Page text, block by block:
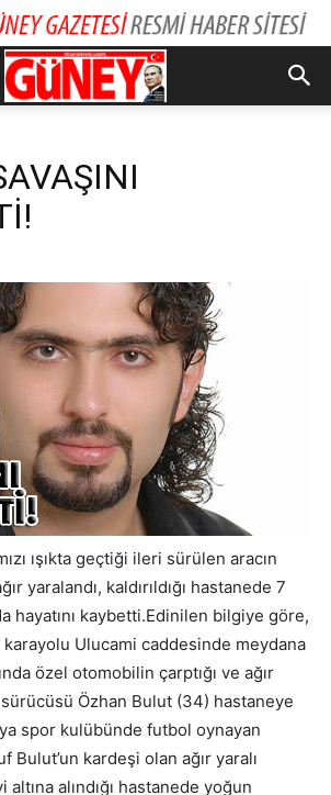
ışıkta geçtiği ileri sürülen aracın
yaralandı, kaldırıldığı hastanede 7
hayatını kaybetti.Edinilen bilgiye göre,
karayolu Ulucami caddesinde meydana
özel otomobilin çarptığı ve ağır
Özhan Bulut (34) hastaneye
spor kulübünde futbol oynayan
Bulut’un kardeşi olan ağır yaralı
alındığı hastanede yoğun